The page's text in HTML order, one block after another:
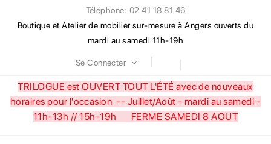
Téléphone: 02 41 18 81 46
Boutique et Atelier de mobilier sur-mesure à Angers ouverts du
mardi au samedi 11h-19h
Se Connecter
TRILOGUE est OUVERT TOUT L'ÉTÉ avec de nouveaux
horaires pour l'occasion -- Juillet/Août - mardi au samedi -
11h-13h // 15h-19h FERME SAMEDI 8 AOUT